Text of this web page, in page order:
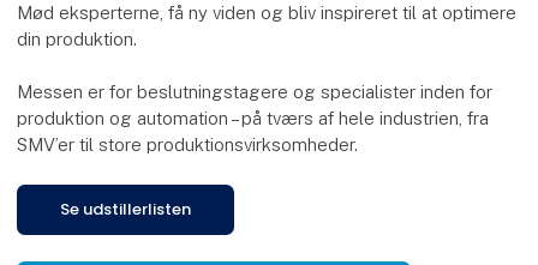
Mød eksperterne, få ny viden og bliv inspireret til at optimere
din produktion.
Messen er for beslutningstagere og specialister inden for
produktion og automation – på tværs af hele industrien, fra
SMV’er til store produktionsvirksomheder.
Se udstillerlisten